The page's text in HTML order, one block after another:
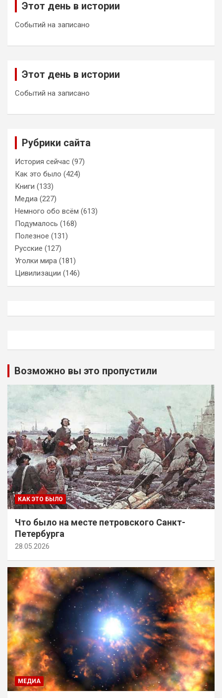
Этот день в истории
Событий на записано
Этот день в истории
Событий на записано
Рубрики сайта
История сейчас (97)
Как это было (424)
Книги (133)
Медиа (227)
Немного обо всём (613)
Подумалось (168)
Полезное (131)
Русские (127)
Уголки мира (181)
Цивилизации (146)
Возможно вы это пропустили
КАК ЭТО БЫЛО
Что было на месте петровского Санкт-
Петербурга
28.05.2026
МЕДИА